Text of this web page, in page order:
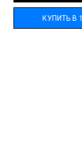
КУПИТЬ В